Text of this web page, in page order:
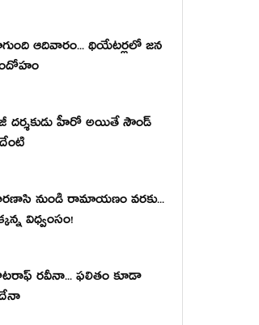
ఆదివారం... థియేటర్లలో జన
దర్శకుడు హీరో అయితే సౌండ్
నుండి రామాయణం వరకు...
విధ్వంసం!
రవీనా... ఫలితం కూడా